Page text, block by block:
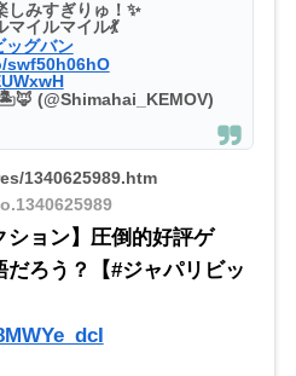
しみすぎりゅ！✨
イルマイル💃
ッグバン
(@Shimahai_KEMOV)
1340625989.htm
ション】圧倒的好評ゲ
ろう？【#ジャパリビッ